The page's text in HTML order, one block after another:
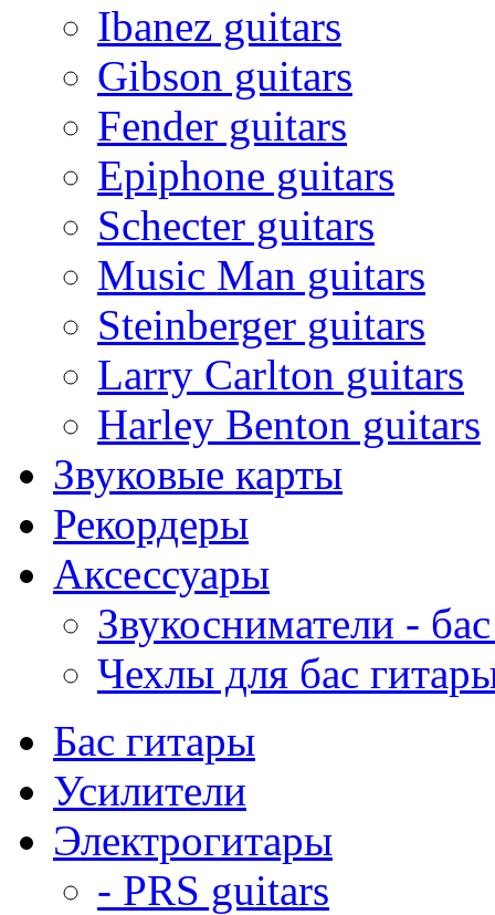
Ibanez guitars
Gibson guitars
Fender guitars
Epiphone guitars
Schecter guitars
Music Man guitars
Steinberger guitars
Larry Carlton guitars
Harley Benton guitars
Звуковые карты
Рекордеры
Аксессуары
Звукосниматели -
Чехлы для бас
Бас гитары
Усилители
Электрогитары
- PRS guitars